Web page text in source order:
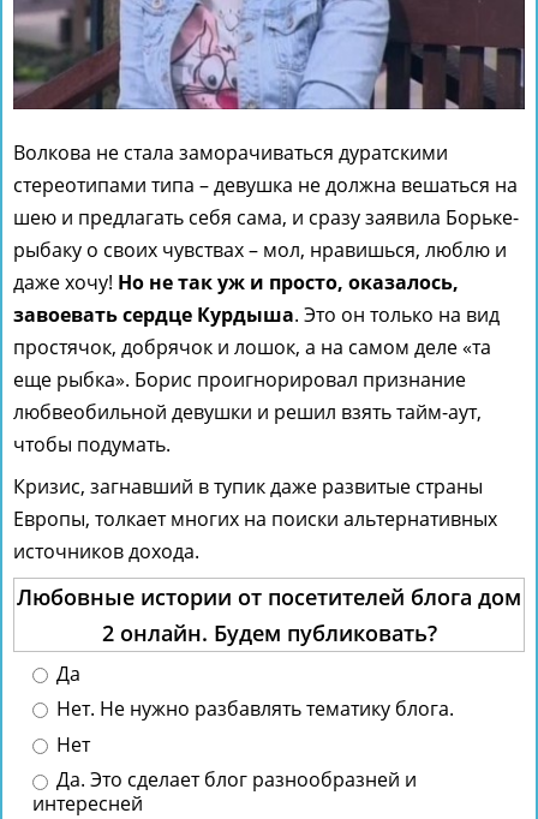
Волкова не стала заморачиваться дуратскими
стереотипами типа – девушка не должна вешаться на
шею и предлагать себя сама, и сразу заявила Борьке-
рыбаку о своих чувствах – мол, нравишься, люблю и
даже хочу! Но не так уж и просто, оказалось,
завоевать сердце Курдыша. Это он только на вид
простячок, добрячок и лошок, а на самом деле «та
еще рыбка». Борис проигнорировал признание
любвеобильной девушки и решил взять тайм-аут,
чтобы подумать.
Кризис, загнавший в тупик даже развитые страны
Европы, толкает многих на поиски альтернативных
источников дохода.
Любовные истории от посетителей блога дом
2 онлайн. Будем публиковать?
Да
Нет. Не нужно разбавлять тематику блога.
Нет
Да. Это сделает блог разнообразней и
интересней